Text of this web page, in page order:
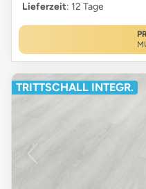
Lieferzeit: 12 Tage
TRITTSCHALL INTEGR.